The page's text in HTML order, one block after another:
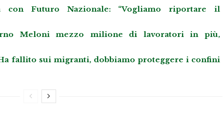
con Futuro Nazionale: “Vogliamo riportare il
Meloni mezzo milione di lavoratori in più,
fallito sui migranti, dobbiamo proteggere i confini